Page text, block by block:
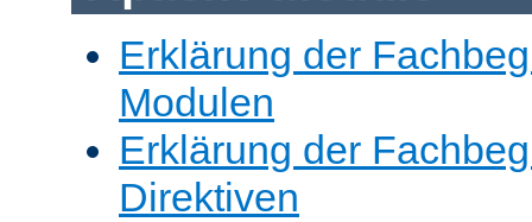
Erklärung der
Modulen
Erklärung der
Direktiven